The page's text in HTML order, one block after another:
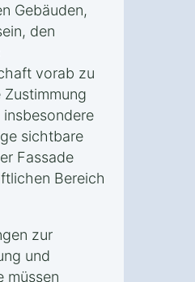
Gebäuden,
den
vorab zu
Zustimmung
sichtbare
Fassade
Bereich
zur
und
müssen